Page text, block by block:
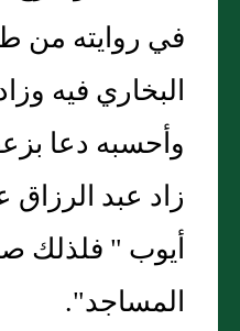
في روايته من
البخاري فيه
وأحسبه دعا
زاد عبد
أيوب " فلذلك
المساجد".